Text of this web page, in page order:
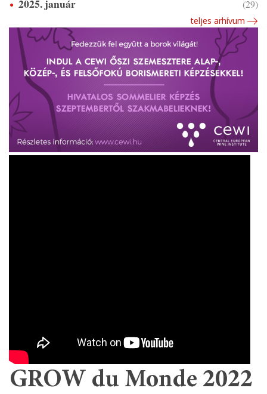
2025. január (29)
teljes arhívum
GROW du Monde 2022